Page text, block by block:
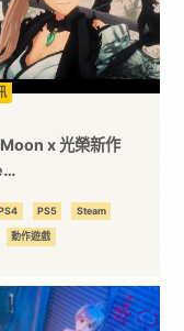
x 光榮新作
聖杯戰「盈月之儀」
PS5 Steam
動作遊戲